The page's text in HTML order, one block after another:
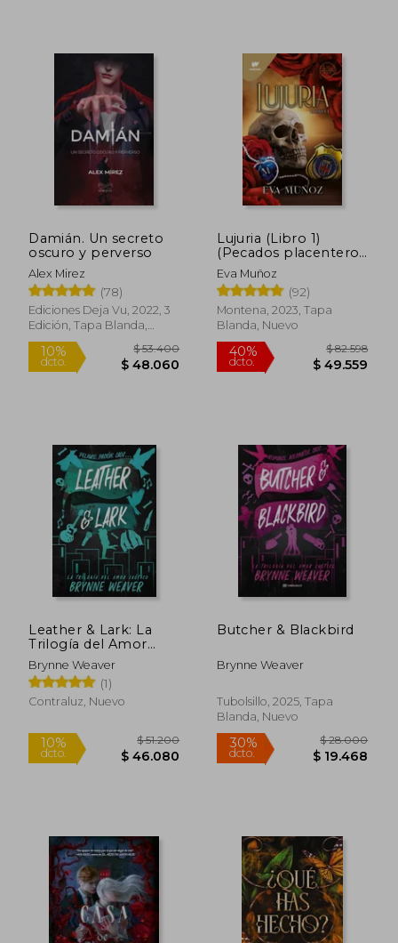
10% 50%
Damián. Un secreto
oscuro y perverso
Alex Mirez
(78)
Ediciones Deja Vu, 2022, 3
Edición, Tapa Blanda,
Nuevo
10%
dcto.
$ 53.400
$ 48.060
Lujuria (Libro 1)
(Pecados placenteros
2)
Eva Muñoz
(92)
Montena, 2023, Tapa
Blanda, Nuevo
40%
Leather & Lark: La
Trilogía del Amor
Caótico 2
Brynne Weaver
(1)
Contraluz, Nuevo
Butcher & Blackbird
Brynne Weaver
Tubolsillo, 2025, Tapa
Blanda, Nuevo